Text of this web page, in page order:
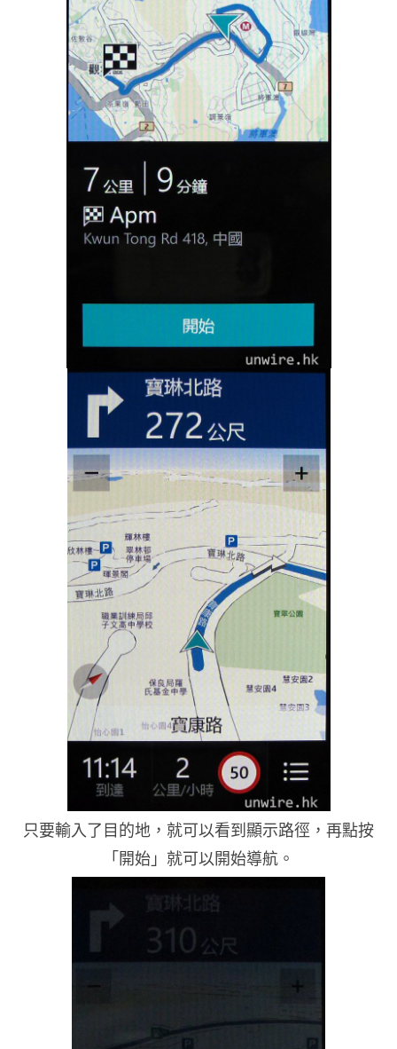
只要輸入了目的地，就可以看到顯示路徑，再點按
「開始」就可以開始導航。